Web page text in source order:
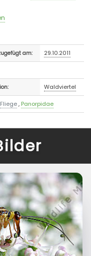
am: 29.10.2011
Waldviertel
Fliege, Panorpidae